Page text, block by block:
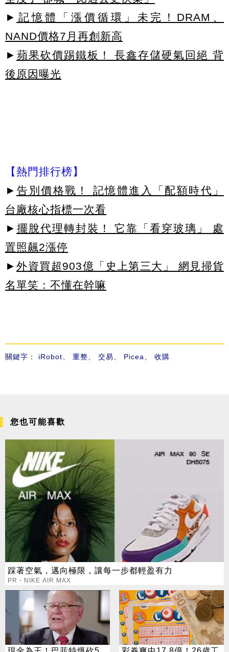
► 記憶體「漲價循環」未完！DRAM、
NAND價格7月再創新高
► 蘋果砍價踢鐵板！ 長鑫存儲硬氣回絕 背
後原因曝光
【熱門排行榜】
► 告別價格戰！ 記憶體進入「配額時代」
台廠核心指標一次看
► 擺脫代理轉封裝！ 它靠「看穿玻璃」 處
置照飆2漲停
► 外資買超903億「史上第三大」 網見掃貨
名單笑：不懂在幹嘛
關鍵字： iRobot、 重整、 交易、 Picea、 收購
您也可能喜歡
踩著空氣，邁向極限，讓每一步都輕盈有力
PR・NIKE AIR MAX